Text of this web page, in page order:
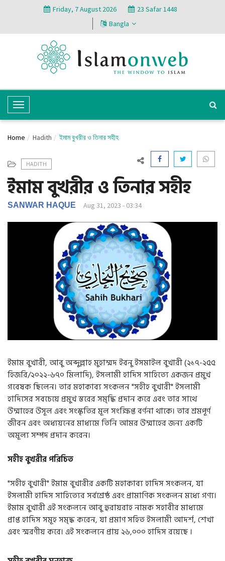
Friday, 7 August 2026
23 Safar 1448
Bangla
T
o
g
e
N
a
v
Home Hadith ইমাম বুখরীর ও তিনার সহীহ
HADITH
ইমাম বুখরীর ও তিনার সহীহ
SANWAR HAQUE Aug 31, 2023 - 03:34
ইমামবুখারী,আবুঅব্দুল্লাহমুহাম্মদইবনুইসমাইলবুখারী(২১৭-২৫৫
হিজরি/২০২২-৬৭০মিলাদি),ইসলামীহাদিসসাহিত্যেএকজনপ্রমুখ
গবেষকছিলেন।তারমহাকাব্যসংকলন"সহীহবুখারী"ইসলামী
হাদিসেরসবচেয়েপ্রমুখস্তরেরসমৃদ্ধিপ্রদানকরেএবংতারসাথে
উম্মাহেরউসূলএবংসংস্কৃতিরমূলসংক্ষিপ্তবর্ণনাথাকে।তারশ্রমপূর্ণ
জীবনএবংঅধ্যয়নেরমাধ্যমেতিনিআমরউম্মাহেরজন্যএকটি
অমূল্যসম্পদপ্রদানকরেন।
সহীহবুখরীরপরিচিত
"সহীহবুখারী"ইমামবুখারীরএকটিমহাকাব্যহাদিসসংকলন,যা
ইসলামীহাদিসসাহিত্যেরসর্বশ্রেষ্ঠএবংপ্রামাণিকসংকলনমধ্যেগণ্য।
ইমামবুখারীএইসংকলনেআবুহুরায়রাহনামকসহাবীরমাধ্যমে
প্রাপ্তহাদিসসমূহসমৃদ্ধকরেন,যাপ্রমাণসহিতইসলামীআদর্শ,শেখা
এবংস্মরণীয়করে।এইসংকলনেপ্রায়২৬,০০০হাদিসরয়েছে ।